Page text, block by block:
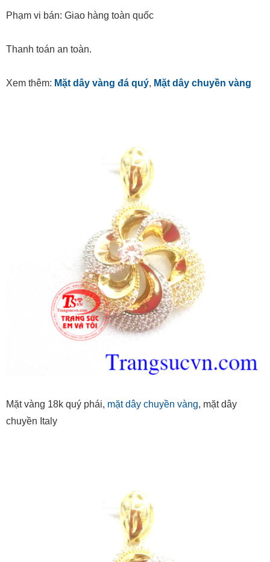
Phạm vi bán: Giao hàng toàn quốc
Thanh toán an toàn.
Xem thêm: Mặt dây vàng đá quý, Mặt dây chuyền vàng
Mặt vàng 18k quý phái, mặt dây chuyền vàng, mặt dây
chuyền Italy